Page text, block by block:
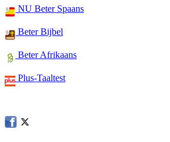
NU Beter Spaans
Beter Bijbel
Beter Afrikaans
Plus-Taaltest